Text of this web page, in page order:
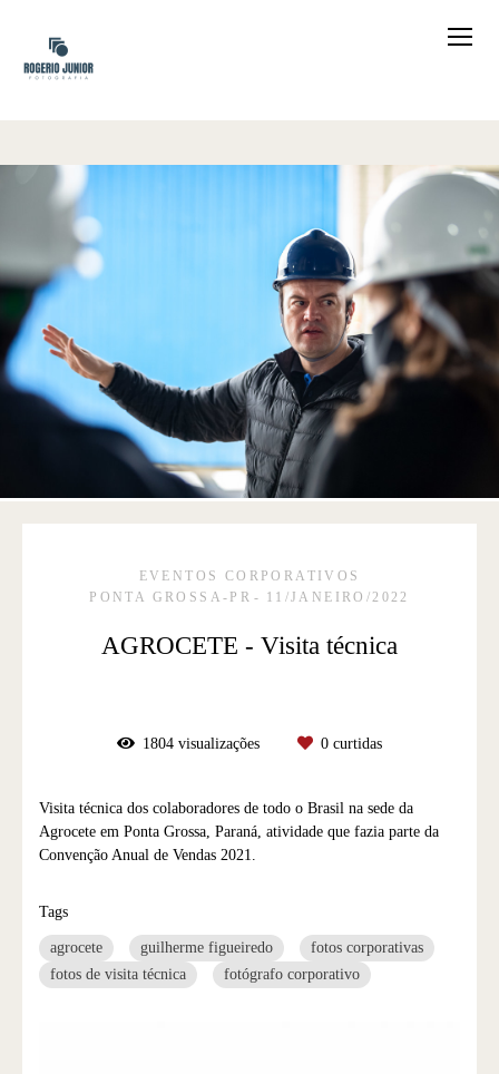
EVENTOS CORPORATIVOS
PONTA GROSSA-PR
11/JANEIRO/2022
AGROCETE - Visita técnica
1804 visualizações 0 curtidas
Visita técnica dos colaboradores de todo o Brasil na sede da
Agrocete em Ponta Grossa, Paraná, atividade que fazia parte da
Convenção Anual de Vendas 2021.
Tags
agrocete guilherme figueiredo
fotos corporativas
fotos de visita técnica
fotógrafo corporativo